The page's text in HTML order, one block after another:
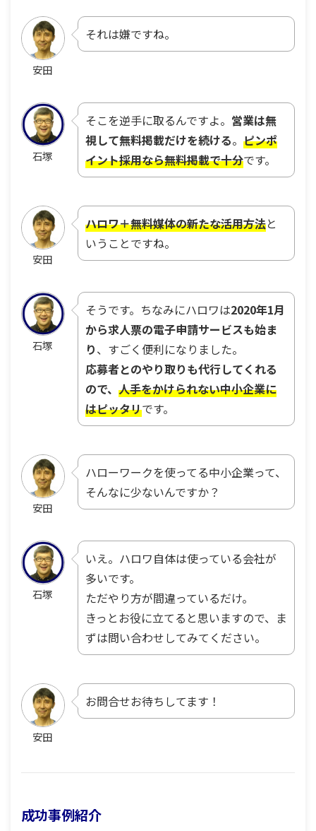
安田
それは嫌ですね。
石塚
そこを逆手に取るんですよ。 営業は無
視して無料掲載だけを続ける。 ピンポ
イント採用なら無料掲載で十分です。
安田
ハロワ＋無料媒体の新たな活用方法と
いうことですね。
石塚
そうです。ちなみにハロワは2020年1月
から求人票の電子申請サービスも始ま
り、すごく便利になりました。
応募者とのやり取りも代行してくれる
ので、 人手をかけられない中小企業に
はピッタリです。
安田
ハローワークを使ってる中小企業って、
そんなに少ないんですか？
石塚
いえ。ハロワ自体は使っている会社が
多いです。
ただやり方が間違っているだけ。
きっとお役に立てると思いますので、ま
ずは問い合わせしてみてください。
安田
お問合せお待ちしてます！
成功事例紹介